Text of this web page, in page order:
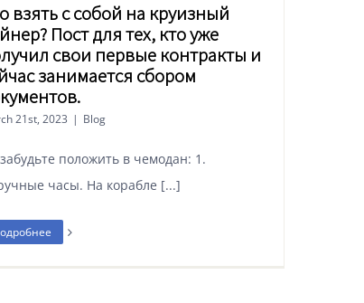
взять с собой на круизный
Пост для тех, кто уже
свои первые контракты и
занимается сбором
21st, 2023 | Blog
положить в чемодан: 1.
часы. На корабле [...]